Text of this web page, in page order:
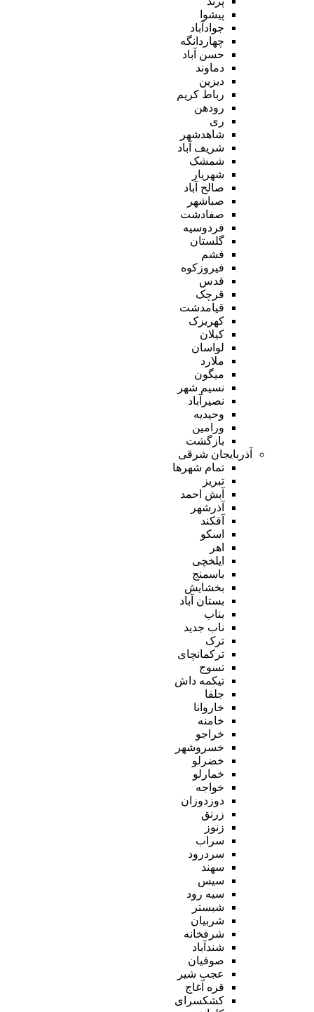
پیشوا
جوادآباد
چهاردانگه
حسن آباد
دماوند
دیزین
رباط کریم
رودهن
ری
شاهدشهر
شریف آباد
شمشک
شهریار
صالح آباد
صباشهر
صفادشت
فردوسیه
گلستان
فشم
فیروزکوه
قدس
قرچک
قیامدشت
کهریزک
کیلان
لواسان
ملارد
میگون
نسیم شهر
نصیرآباد
وحیدیه
ورامین
بازگشت
آذربایجان شرقی
تمام شهر‌ها
تبریز
آبش احمد
آذرشهر
آقکند
اسکو
اهر
ایلخچی
باسمنج
بخشایش
بستان آباد
بناب
ناب جدید
ترک
ترکمانچای
تسوج
تیکمه داش
جلفا
خاروانا
خامنه
خراجو
خسروشهر
خضرلو
خمارلو
خواجه
دوزدوزان
زرنق
زنوز
سراب
سردرود
سهند
سیس
سیه رود
شبستر
شربیان
شرفخانه
شندآباد
صوفیان
عجب شیر
قره آغاج
کشکسرای